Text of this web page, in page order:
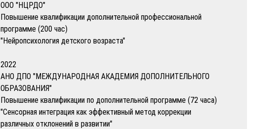
ООО "НЦРДО"
Повышение квалификации дополнительной профессиональной
программе (200 час)
"Нейропсихология детского возраста"
2022
АНО ДПО "МЕЖДУНАРОДНАЯ АКАДЕМИЯ ДОПОЛНИТЕЛЬНОГО
ОБРАЗОВАНИЯ"
Повышение квалификации по дополнительной программе (72 часа)
"Сенсорная интеграция как эффективный метод коррекции
различных отклонений в развитии"